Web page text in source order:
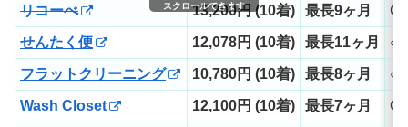
リコーべ 13,200円 (10着) 最長9ヶ月 ◎
せんたく便 12,078円 (10着) 最長11ヶ月 ○
フラットクリーニング 10,780円 (10着) 最長8ヶ月 ○
Wash Closet 12,100円 (10着) 最長7ヶ月 ◎
スクロールできます